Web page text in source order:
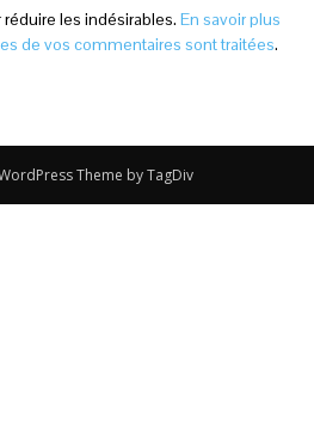
les indésirables. En savoir plus
de vos commentaires sont traitées.
Theme by TagDiv